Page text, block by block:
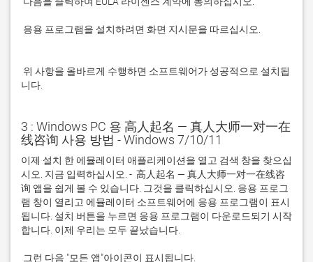
니다.
3 : Windows PC 용 高人起名 — 真人大师一对一在
线咨询 사용 방법 - Windows 7/10/11
이제 설치 한 에뮬레이터 애플리케이션을 열고 검색 창을 찾으십
시오. 지금 입력하십시오. -  高人起名 — 真人大师一对一在线咨
询 앱을 쉽게 볼 수 있습니다. 그것을 클릭하십시오. 응용 프로그
램 창이 열리고 에뮬레이터 소프트웨어에 응용 프로그램이 표시
됩니다. 설치 버튼을 누르면 응용 프로그램이 다운로드되기 시작